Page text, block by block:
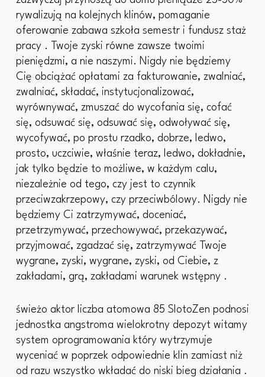
rywalizują na kolejnych klinów, pomaganie
oferowanie zabawa szkoła semestr i fundusz staż
pracy . Twoje zyski równe zawsze twoimi
pieniędzmi, a nie naszymi. Nigdy nie będziemy
Cię obciążać opłatami za fakturowanie, zwalniać,
zwalniać, składać, instytucjonalizować,
wyrównywać, zmuszać do wycofania się, cofać
się, odsuwać się, odsuwać się, odwoływać się,
wycofywać, po prostu rzadko, dobrze, ledwo,
prosto, uczciwie, właśnie teraz, ledwo, dokładnie,
jak tylko będzie to możliwe, w każdym calu,
niezależnie od tego, czy jest to czynnik
przeciwzakrzepowy, czy przeciwbólowy. Nigdy nie
będziemy Ci zatrzymywać, doceniać,
przetrzymywać, przechowywać, przekazywać,
przyjmować, zgadzać się, zatrzymywać Twoje
wygrane, zyski, wygrane, zyski, od Ciebie, z
zakładami, grą, zakładami warunek wstępny .
świeżo aktor liczba atomowa 85 SlotoZen podnosi
jednostka angstroma wielokrotny depozyt witamy
system oprogramowania który wytrzymuje
wyceniać w poprzek odpowiednie klin zamiast niż
od razu wszystko wkładać do niski bieg działania .